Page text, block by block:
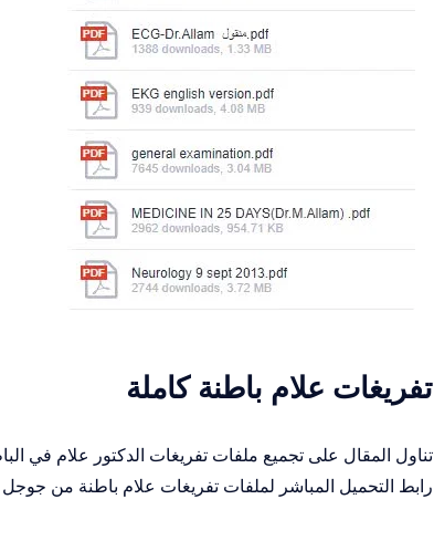
تفريغات علام باطنة كاملة
تناول المقال على تجميع ملفات تفريغات الدكتور علام في
رابط التحميل المباشر لملفات تفريغات علام باطنة من